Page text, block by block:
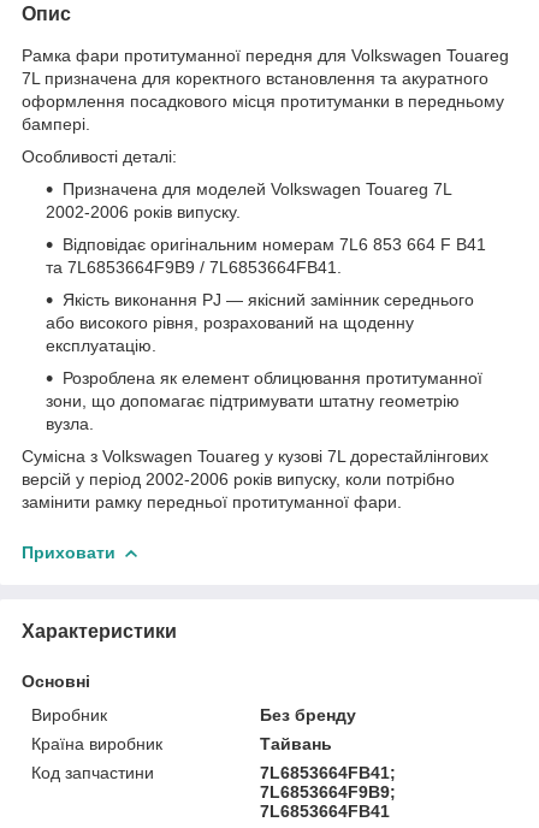
Опис
Рамка фари протитуманної передня для Volkswagen Touareg
7L призначена для коректного встановлення та акуратного
оформлення посадкового місця протитуманки в передньому
бампері.
Особливості деталі:
Призначена для моделей Volkswagen Touareg 7L
2002-2006 років випуску.
Відповідає оригінальним номерам 7L6 853 664 F B41
та 7L6853664F9B9 / 7L6853664FB41.
Якість виконання PJ — якісний замінник середнього
або високого рівня, розрахований на щоденну
експлуатацію.
Розроблена як елемент облицювання протитуманної
зони, що допомагає підтримувати штатну геометрію
вузла.
Сумісна з Volkswagen Touareg у кузові 7L дорестайлінгових
версій у період 2002-2006 років випуску, коли потрібно
замінити рамку передньої протитуманної фари.
Приховати
Характеристики
Основні
Виробник
Без бренду
Країна виробник
Тайвань
Код запчастини
7L6853664FB41;
7L6853664F9B9;
7L6853664FB41